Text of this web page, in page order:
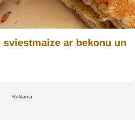
ar bekonu un
Reklāma